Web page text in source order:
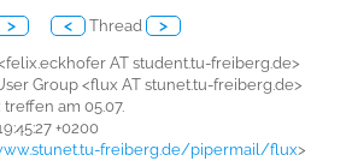
> < Thread >
AT student.tu-freiberg.de>
Group <flux AT stunet.tu-freiberg.de>
treffen am 05.07.
+0200
freiberg.de/pipermail/flux>